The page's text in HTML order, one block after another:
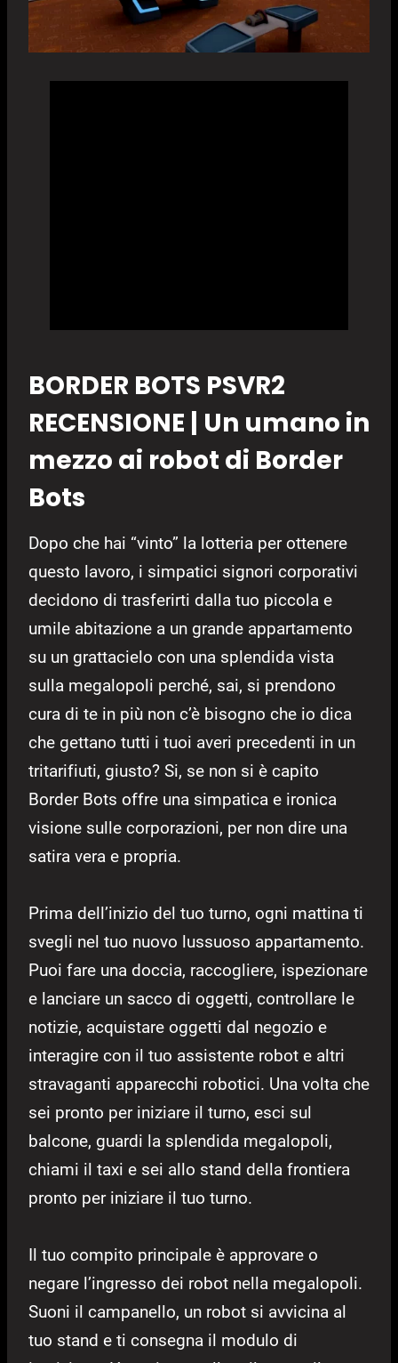
BORDER BOTS PSVR2
RECENSIONE | Un umano in
mezzo ai robot di Border
Bots
Dopo che hai “vinto” la lotteria per ottenere
questo lavoro, i simpatici signori corporativi
decidono di trasferirti dalla tuo piccola e
umile abitazione a un grande appartamento
su un grattacielo con una splendida vista
sulla megalopoli perché, sai, si prendono
cura di te in più non c’è bisogno che io dica
che gettano tutti i tuoi averi precedenti in un
tritarifiuti, giusto? Si, se non si è capito
Border Bots offre una simpatica e ironica
visione sulle corporazioni, per non dire una
satira vera e propria.
Prima dell’inizio del tuo turno, ogni mattina ti
svegli nel tuo nuovo lussuoso appartamento.
Puoi fare una doccia, raccogliere, ispezionare
e lanciare un sacco di oggetti, controllare le
notizie, acquistare oggetti dal negozio e
interagire con il tuo assistente robot e altri
stravaganti apparecchi robotici. Una volta che
sei pronto per iniziare il turno, esci sul
balcone, guardi la splendida megalopoli,
chiami il taxi e sei allo stand della frontiera
pronto per iniziare il tuo turno.
Il tuo compito principale è approvare o
negare l’ingresso dei robot nella megalopoli.
Suoni il campanello, un robot si avvicina al
tuo stand e ti consegna il modulo di